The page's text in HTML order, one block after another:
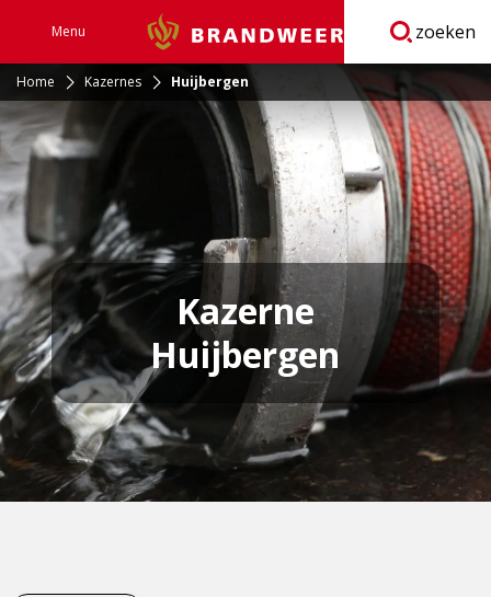
Menu Brandweer zoeken
Home Kazernes Huijbergen
Kazerne
Huijbergen